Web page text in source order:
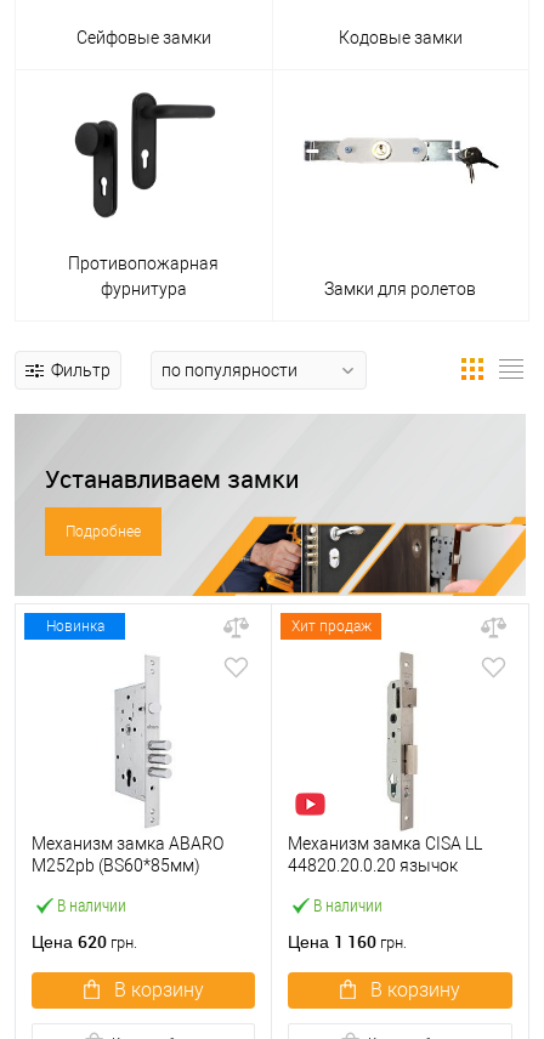
Сейфовые замки Кодовые замки
Противопожарная
фурнитура
Замки для ролетов
Фильтр
Устанавливаем замки
Подробнее
Новинка
В наличии
Механизм замка ABARO
M252pb (BS60*85мм)
упаковки без отв.планки
Цена 620 грн.
В корзину
Хит продаж
В наличии
Механизм замка CISA LL
44820.20.0.20 язычок
нержавеющая сталь
Цена 1 160 грн.
В корзину